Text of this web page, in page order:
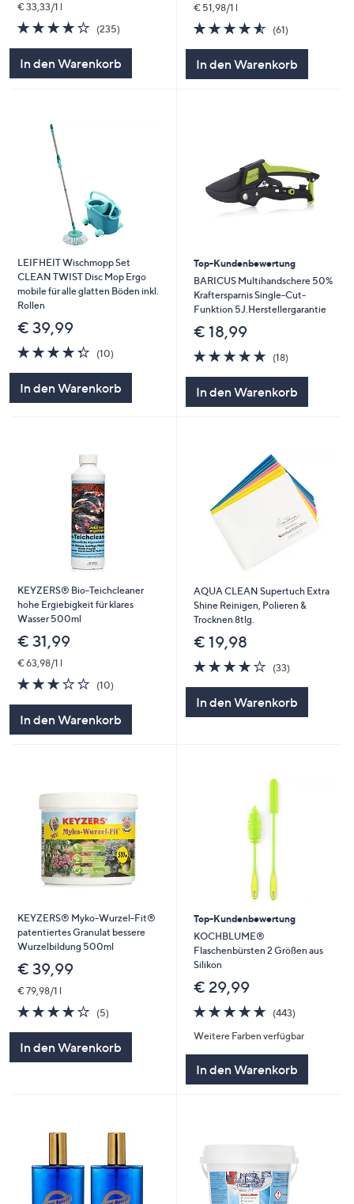
€ 33,33/1 l
3.9
von
(235)235
In den Warenkorb
€ 51,98/1 l
4.5
von
(61)61
In den Warenkorb
LEIFHEIT Wischmopp Set
CLEAN TWIST Disc Mop Ergo
mobile für alle glatten Böden inkl.
Rollen
€ 39,99
4.3
von
(10)10
In den Warenkorb
Top-Kundenbewertung
BARICUS Multihandschere 50%
Kraftersparnis Single-Cut-
Funktion 5J.Herstellergarantie
€ 18,99
4.8
von
(18)18
In den Warenkorb
KEYZERS® Bio-Teichcleaner
hohe Ergiebigkeit für klares
Wasser 500ml
€ 31,99
€ 63,98/1 l
2.7
von
(10)10
In den Warenkorb
AQUA CLEAN Supertuch Extra
Shine Reinigen, Polieren &
Trocknen 8tlg.
€ 19,98
4.1
von
(33)33
In den Warenkorb
KEYZERS® Myko-Wurzel-Fit®
patentiertes Granulat bessere
Wurzelbildung 500ml
€ 39,99
€ 79,98/1 l
3.8
von
(5)5
In den Warenkorb
Top-Kundenbewertung
KOCHBLUME®
Flaschenbürsten 2 Größen aus
Silikon
€ 29,99
4.8
von
5
(443)443
Weitere Farben verfügbar
In den Warenkorb